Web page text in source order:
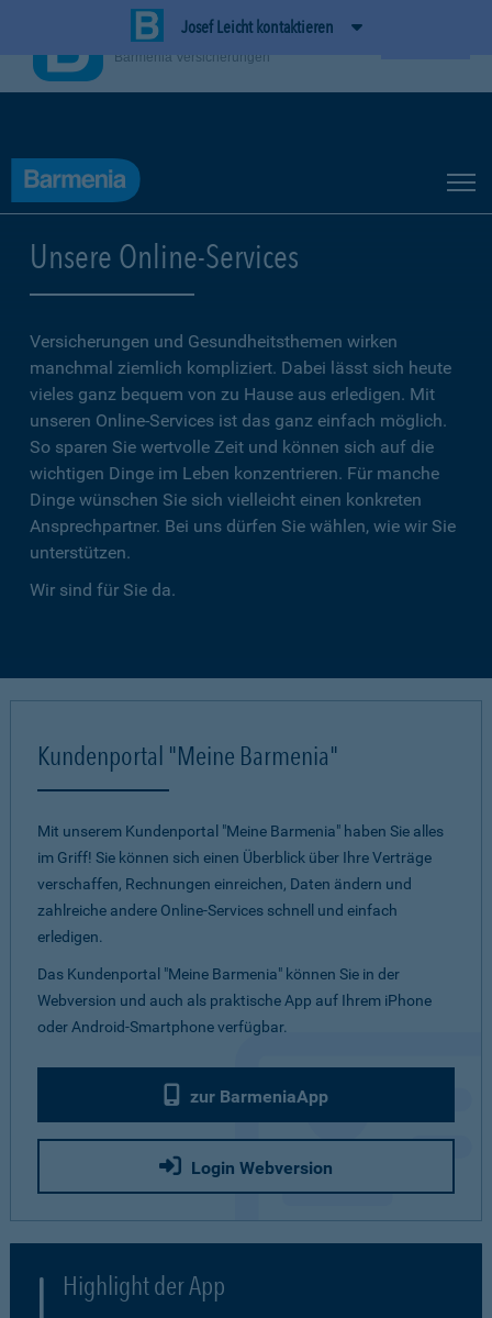
Josef Leicht kontaktieren
Unsere Online-Services
Versicherungen und Gesundheitsthemen wirken
manchmal ziemlich kompliziert. Dabei lässt sich heute
vieles ganz bequem von zu Hause aus erledigen. Mit
unseren Online-Services ist das ganz einfach möglich.
So sparen Sie wertvolle Zeit und können sich auf die
wichtigen Dinge im Leben konzentrieren. Für manche
Dinge wünschen Sie sich vielleicht einen konkreten
Ansprechpartner. Bei uns dürfen Sie wählen, wie wir Sie
unterstützen.
Wir sind für Sie da.
Kundenportal "Meine Barmenia"
Mit unserem Kundenportal "Meine Barmenia" haben Sie alles
im Griff! Sie können sich einen Überblick über Ihre Verträge
verschaffen, Rechnungen einreichen, Daten ändern und
zahlreiche andere Online-Services schnell und einfach
erledigen.
Das Kundenportal "Meine Barmenia" können Sie in der
Webversion und auch als praktische App auf Ihrem iPhone
oder Android-Smartphone verfügbar.
zur BarmeniaApp
Login Webversion
Highlight der App
BarmeniaApp
Barmenia Versicherungen